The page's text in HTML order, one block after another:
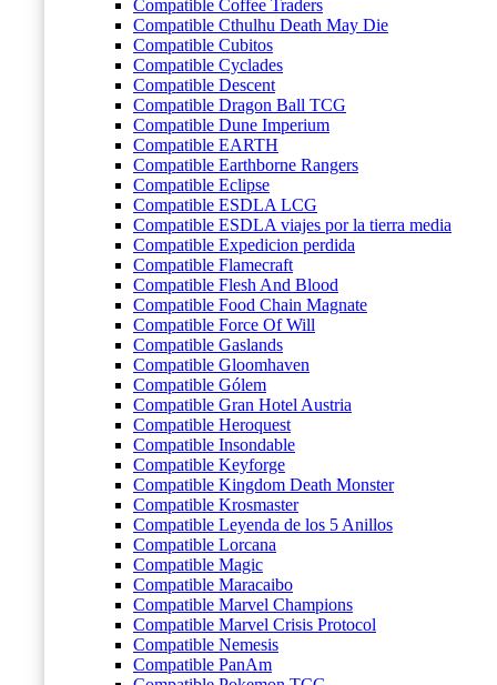
Compatible Coffee Traders
Compatible Cthulhu Death May Die
Compatible Cubitos
Compatible Cyclades
Compatible Descent
Compatible Dragon Ball TCG
Compatible Dune Imperium
Compatible EARTH
Compatible Earthborne Rangers
Compatible Eclipse
Compatible ESDLA LCG
Compatible ESDLA viajes por la tierra media
Compatible Expedicion perdida
Compatible Flamecraft
Compatible Flesh And Blood
Compatible Food Chain Magnate
Compatible Force Of Will
Compatible Gaslands
Compatible Gloomhaven
Compatible Gólem
Compatible Gran Hotel Austria
Compatible Heroquest
Compatible Insondable
Compatible Keyforge
Compatible Kingdom Death Monster
Compatible Krosmaster
Compatible Leyenda de los 5 Anillos
Compatible Lorcana
Compatible Magic
Compatible Maracaibo
Compatible Marvel Champions
Compatible Marvel Crisis Protocol
Compatible Nemesis
Compatible PanAm